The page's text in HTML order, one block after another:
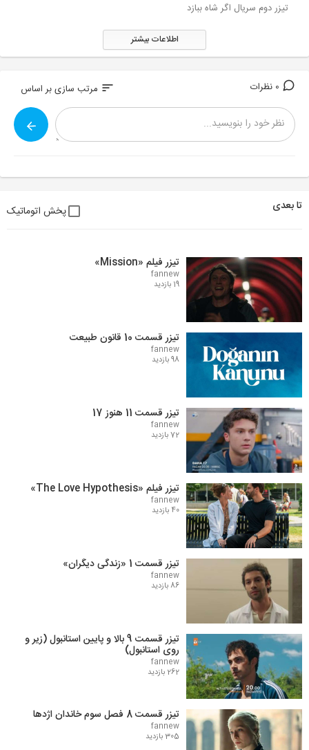
تیزر دوم سریال اگر شاه ببازد
اطلاعات بیشتر
sort مرتب سازی بر اساس
تا بعدی پخش اتوماتیک
تیزر فیلم «Mission»
fannew
19 بازدید
تیزر قسمت 10 قانون طبیعت
fannew
98 بازدید
تیزر قسمت 11 هنوز 17
fannew
72 بازدید
تیزر فیلم «The Love Hypothesis»
fannew
40 بازدید
تیزر قسمت 1 «زندگی دیگران»
fannew
86 بازدید
تیزر قسمت 9 بالا و پایین استانبول (زیر و
روی استانبول)
fannew
262 بازدید
تیزر قسمت 8 فصل سوم خاندان اژدها
fannew
305 بازدید